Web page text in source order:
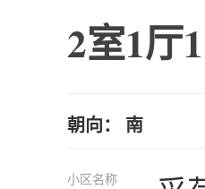
2室1厅
朝向： 南
小区名称